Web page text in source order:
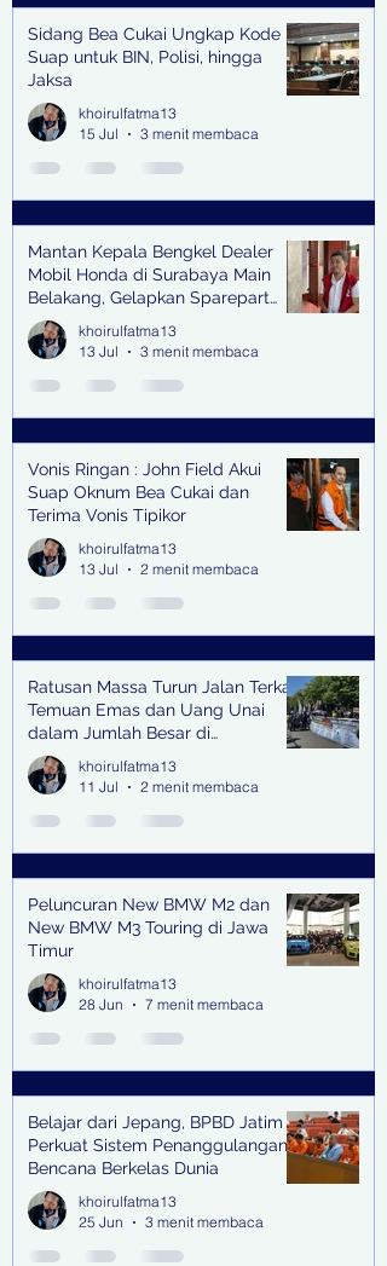
Sidang Bea Cukai Ungkap Kode
Suap untuk BIN, Polisi, hingga
Jaksa
khoirulfatma13
15 Jul
3 menit membaca
Mantan Kepala Bengkel Dealer
Mobil Honda di Surabaya Main
Belakang, Gelapkan Sparepart
Senilai Rp 1,9 Miliar
khoirulfatma13
13 Jul
3 menit membaca
Vonis Ringan : John Field Akui
Suap Oknum Bea Cukai dan
Terima Vonis Tipikor
khoirulfatma13
13 Jul
2 menit membaca
Ratusan Massa Turun Jalan Terkait
Temuan Emas dan Uang Unai
dalam Jumlah Besar di
Lingkungan Jampidsus Kejaksaan
Agung RI di Jakarta
khoirulfatma13
11 Jul
2 menit membaca
Peluncuran New BMW M2 dan
New BMW M3 Touring di Jawa
Timur
khoirulfatma13
28 Jun
7 menit membaca
Belajar dari Jepang, BPBD Jatim
Perkuat Sistem Penanggulangan
Bencana Berkelas Dunia
khoirulfatma13
25 Jun
3 menit membaca